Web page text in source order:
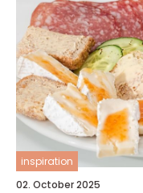
inspiration
02. October 2025